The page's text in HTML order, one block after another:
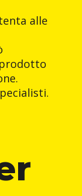
alle